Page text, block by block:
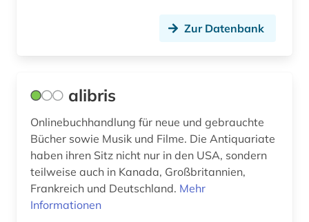
Zur Datenbank
alibris
Onlinebuchhandlung für neue und gebrauchte
Bücher sowie Musik und Filme. Die Antiquariate
haben ihren Sitz nicht nur in den USA, sondern
teilweise auch in Kanada, Großbritannien,
Frankreich und Deutschland. Mehr
Informationen